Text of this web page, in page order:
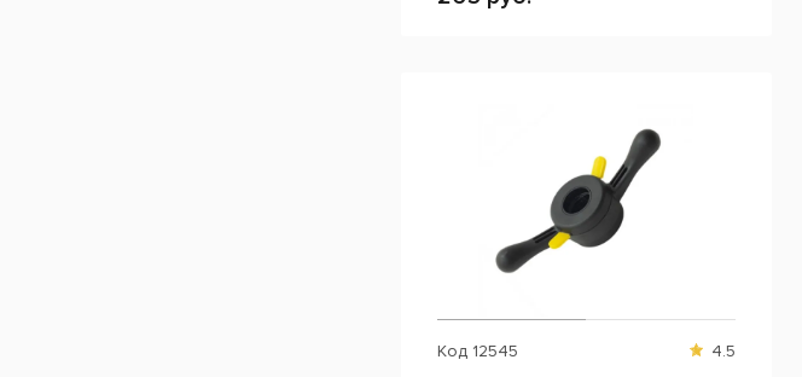
Код 12545 4.5